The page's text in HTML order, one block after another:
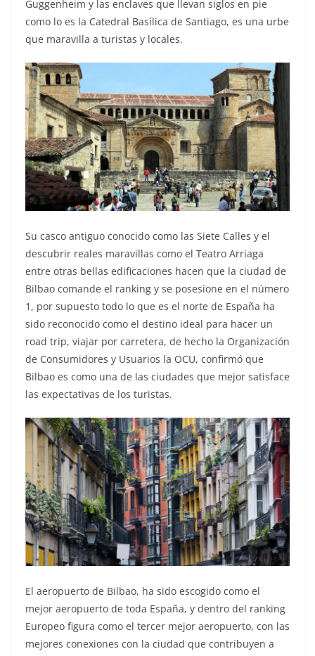
Guggenheim y las enclaves que llevan siglos en pie
como lo es la Catedral Basílica de Santiago, es una urbe
que maravilla a turistas y locales.
Su casco antiguo conocido como las Siete Calles y el
descubrir reales maravillas como el Teatro Arriaga
entre otras bellas edificaciones hacen que la ciudad de
Bilbao comande el ranking y se posesione en el número
1, por supuesto todo lo que es el norte de España ha
sido reconocido como el destino ideal para hacer un
road trip, viajar por carretera, de hecho la Organización
de Consumidores y Usuarios la OCU, confirmó que
Bilbao es como una de las ciudades que mejor satisface
las expectativas de los turistas.
El aeropuerto de Bilbao, ha sido escogido como el
mejor aeropuerto de toda España, y dentro del ranking
Europeo figura como el tercer mejor aeropuerto, con las
mejores conexiones con la ciudad que contribuyen a